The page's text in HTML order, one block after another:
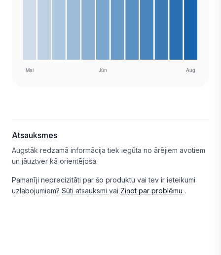
Atsauksmes
Augstāk redzamā informācija tiek iegūta no ārējiem avotiem
un jāuztver kā orientējoša.
Pamanīji neprecizitāti par šo produktu vai tev ir ieteikumi
uzlabojumiem? Sūti atsauksmi vai Ziņot par problēmu .